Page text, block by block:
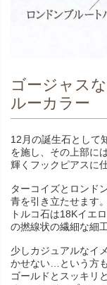
ゴージャス
ルーカラー
12月の誕生石として
を施し、その上部に
輝くフックピアスに
ターコイズとロンド
青を引き立たせます。
トルコ石は18Kイエ
の撚線状の繊細な細
少しカジュアルなイ
かせない…という方
ゴールドとスッキリ